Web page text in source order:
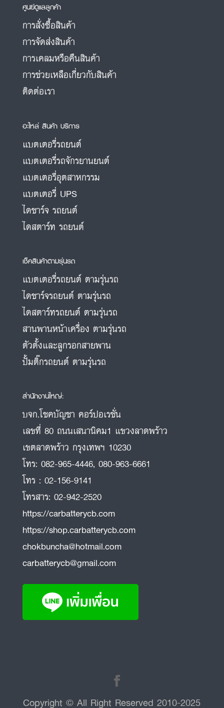
ศูนย์ดูแลลูกค้า
การสั่งซื้อสินค้า
การจัดส่งสินค้า
การเคลมหรือคืนสินค้า
การช่วยเหลือเกี่ยวกับสินค้า
ติดต่อเรา
อะไหล่ สินค้า บริการ
แบตเตอรี่รถยนต์
แบตเตอรี่รถจักรยานยนต์
แบตเตอรี่อุตสาหกรรม
แบตเตอรี่ UPS
ไดชาร์จ รถยนต์
ไดสตาร์ท รถยนต์
เช็คสินค้าตามรุ่นรถ
แบตเตอรี่รถยนต์ ตามรุ่นรถ
ไดชาร์จรถยนต์ ตามรุ่นรถ
ไดสตาร์ทรถยนต์ ตามรุ่นรถ
สานพานหน้าเครื่อง ตามรุ่นรถ
ตัวตั้งและลูกรอกสายพาน
ปั้มติ๊กรถยนต์ ตามรุ่นรถ
สำนักงานใหญ่:
บจก.โชคบัญชา คอร์ปอเรชั่น
เลขที่ 80 ถนนเสนานิคม1 แขวงลาดพร้าว
เขตลาดพร้าว กรุงเทพฯ 10230
โทร: 082-965-4446, 080-963-6661
โทร : 02-156-9141
โทรสาร: 02-942-2520
https://carbatterycb.com
https://shop.carbatterycb.com
chokbuncha@hotmail.com
carbatterycb@gmail.com
Copyright © All Right Reserved 2010-2025